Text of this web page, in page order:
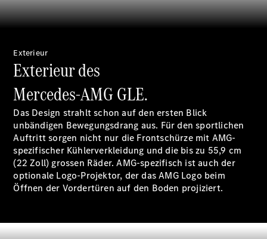
Übersicht
Reparatur
Service &
Garantie
Rückrufe
Ersatzteile
Accessories
Exterieur
Exterieur des
Mercedes-AMG GLE.
Das Design strahlt schon auf den ersten Blick
unbändigen Bewegungsdrang aus. Für den sportlichen
Auftritt sorgen nicht nur die Frontschürze mit AMG-
spezifischer Kühlerverkleidung und die bis zu 55,9 cm
(22 Zoll) grossen Räder. AMG-spezifisch ist auch der
optionale Logo-Projektor, der das AMG Logo beim
Öffnen der Vordertüren auf den Boden projiziert.